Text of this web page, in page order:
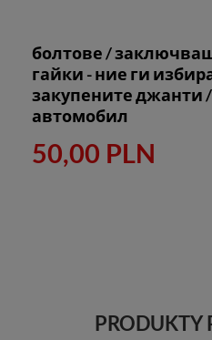
болтове /
гайки - ние ги
закупените джанти /
автомобил
50,00 PLN
PRODUKTY